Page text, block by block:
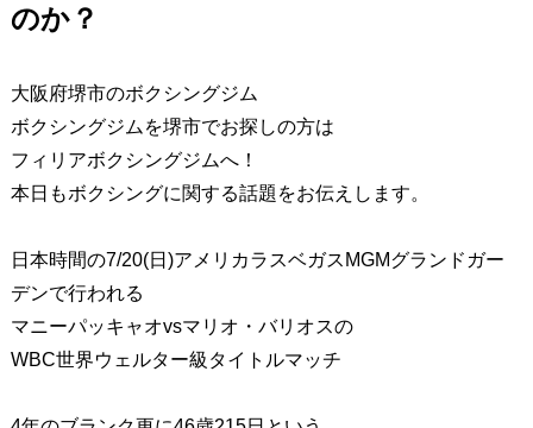
のか？
大阪府堺市のボクシングジム
ボクシングジムを堺市でお探しの方は
フィリアボクシングジムへ！
本日もボクシングに関する話題をお伝えします。
日本時間の7/20(日)アメリカラスベガスMGMグランドガー
デンで行われる
マニーパッキャオvsマリオ・バリオスの
WBC世界ウェルター級タイトルマッチ